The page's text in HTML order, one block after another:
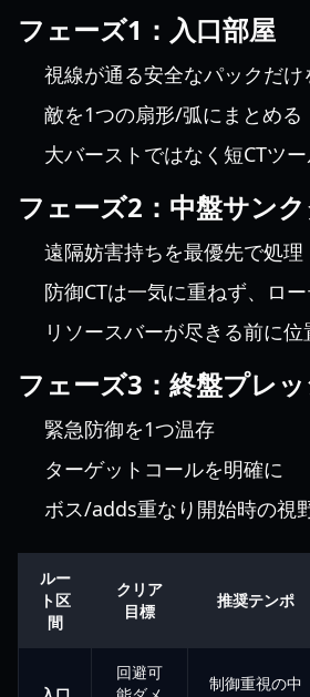
フェーズ1：入口部屋
視線が通る安全なパックだけ
敵を1つの扇形/弧にまとめる
大バーストではなく短CTツ
フェーズ2：中盤サン
遠隔妨害持ちを最優先で処理
防御CTは一気に重ねず、ロ
リソースバーが尽きる前に位
フェーズ3：終盤プレ
緊急防御を1つ温存
ターゲットコールを明確に
ボス/adds重なり開始時の視
ルー
ト区
間
クリア
目標
推奨テンポ
回避可
制御重視の中